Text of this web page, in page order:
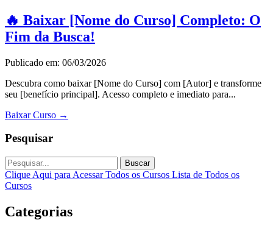
🔥 Baixar [Nome do Curso] Completo: O
Fim da Busca!
Publicado em: 06/03/2026
Descubra como baixar [Nome do Curso] com [Autor] e transforme
seu [benefício principal]. Acesso completo e imediato para...
Baixar Curso →
Pesquisar
Buscar
Clique Aqui para Acessar Todos os Cursos Lista de Todos os
Cursos
Categorias